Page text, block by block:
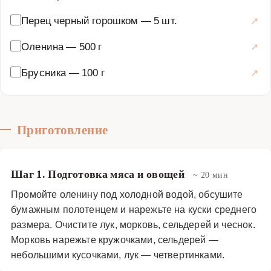
Перец черный горошком — 5 шт.
Оленина— 500 г
Брусника — 100 г
Приготовление
Шаг 1. Подготовка мяса и овощей ~ 20 мин
Промойте оленину под холодной водой, обсушите
бумажным полотенцем и нарежьте на куски среднего
размера. Очистите лук, морковь, сельдерей и чеснок.
Морковь нарежьте кружочками, сельдерей —
небольшими кусочками, лук — четвертинками.